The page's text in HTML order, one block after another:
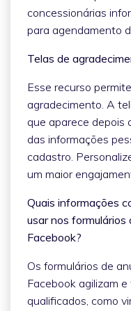
concessionárias
para agendamento
Telas de
Esse recurso
agradecimento. A
que aparece depois
das informações
cadastro.
um maior
Quais informações
usar nos
Facebook?
Os formulários de
Facebook agilizam
qualificados, como